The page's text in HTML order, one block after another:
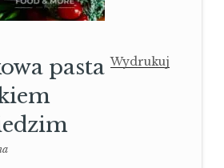
Wydrukuj
pasta